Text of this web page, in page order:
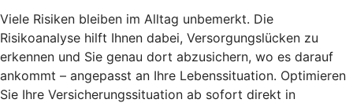
Viele Risiken bleiben im Alltag unbemerkt. Die
Risikoanalyse hilft Ihnen dabei, Versorgungslücken zu
erkennen und Sie genau dort abzusichern, wo es darauf
ankommt – angepasst an Ihre Lebenssituation. Optimieren
Sie Ihre Versicherungssituation ab sofort direkt in